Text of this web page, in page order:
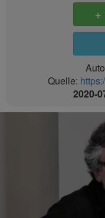
+
Quelle:
2020-